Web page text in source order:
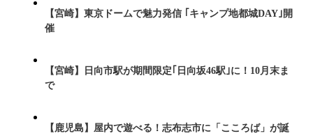
【宮崎】東京ドームで魅力発信 ｢キャンプ地都城DAY｣開
催
【宮崎】日向市駅が期間限定｢日向坂46駅｣に！10月末ま
で
【鹿児島】屋内で遊べる！志布志市に「こころば」が誕